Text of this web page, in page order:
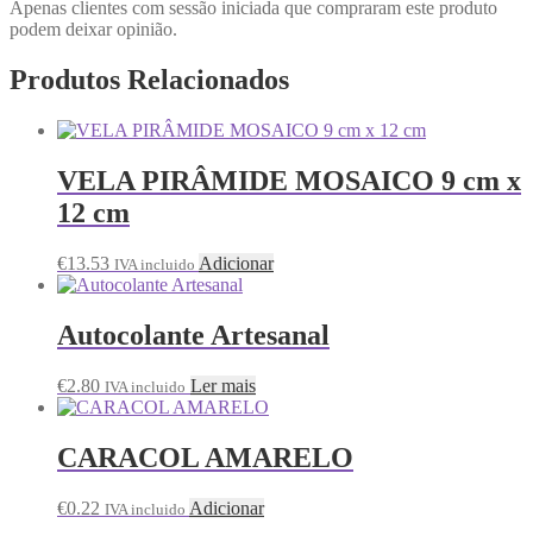
Apenas clientes com sessão iniciada que compraram este produto
podem deixar opinião.
Produtos Relacionados
VELA PIRÂMIDE MOSAICO 9 cm x
12 cm
€13.53 IVA incluido Adicionar
Autocolante Artesanal
€2.80 IVA incluido Ler mais
CARACOL AMARELO
€0.22 IVA incluido Adicionar